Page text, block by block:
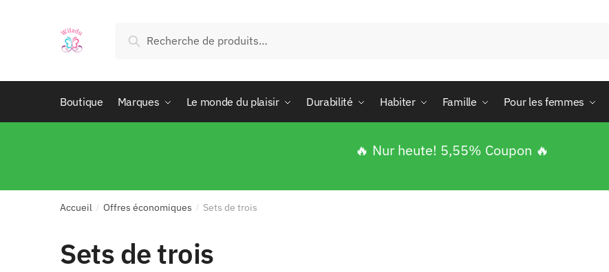
Recherche
Boutique Marques Le monde du plaisir Durabilité Habiter Famille Pour les femmes
🔥 Nur heute! 5,55% Coupon 🔥
Accueil / Offres économiques / Sets de trois
Sets de trois